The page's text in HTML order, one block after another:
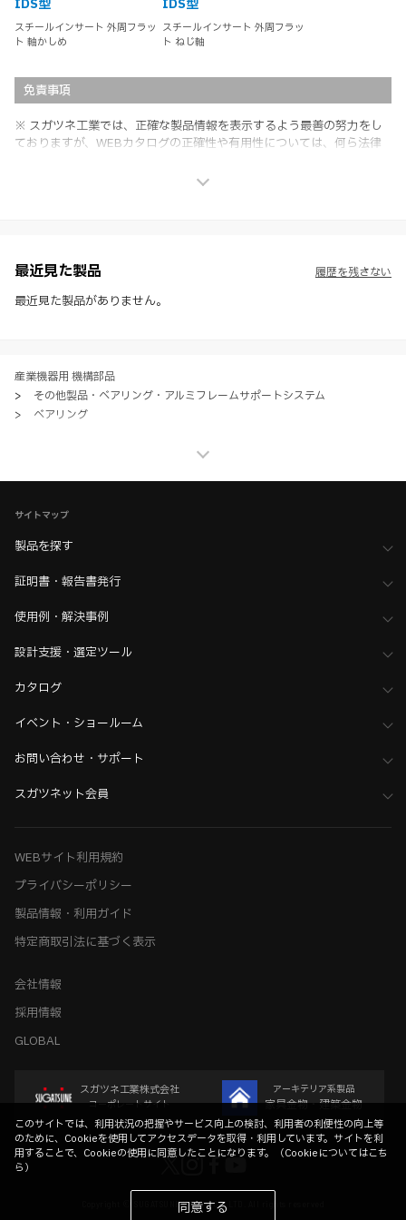
IDS型
スチールインサート 外周フラッ
ト 軸かしめ
IDS型
スチールインサート 外周フラッ
ト ねじ軸
免責事項
※ スガツネ工業では、正確な製品情報を表示するよう最善の努力をし
ておりますが、WEBカタログの正確性や有用性については、何ら法律
社製品の使用ご検討、又は販売促進目的の利用に限ります。
※ 本WEBサイト製品情報のご利用にあたっては、WEBサイト利用規
約、プライバシーポリシー、製品情報ガイドをご確認いただき、内容の
最近見た製品
最近見た製品がありません。
履歴を残さない
産業機器用 機構部品
>
その他製品・ベアリング・アルミフレームサポートシステム
>
ベアリング
その他製品・ベアリング・アルミフレームサポートシステム
> 全て（その他製品・ベアリング）
家具金物・建築金物
家具金物・建築金物
> その他（格納ベッド・装飾パネル・ベアリングなど）
サイトマップ
製品を探す
証明書・報告書発行
使用例・解決事例
設計支援・選定ツール
カタログ
イベント・ショールーム
お問い合わせ・サポート
スガツネット会員
WEBサイト利用規約
プライバシーポリシー
製品情報・利用ガイド
特定商取引法に基づく表示
会社情報
採用情報
GLOBAL
スガツネ工業株式会社
コーポレートサイト
アーキテリア系製品
家具金物・建築金物
Copyright © SUGATSUNE KOGYO CO.,LTD. All rights reserved
このサイトでは、利用状況の把握やサービス向上の検討、利用者の利便性の向上等
のために、Cookieを使用してアクセスデータを取得・利用しています。サイトを利
用することで、Cookieの使用に同意したことになります。（Cookieについてはこち
ら）
同意する